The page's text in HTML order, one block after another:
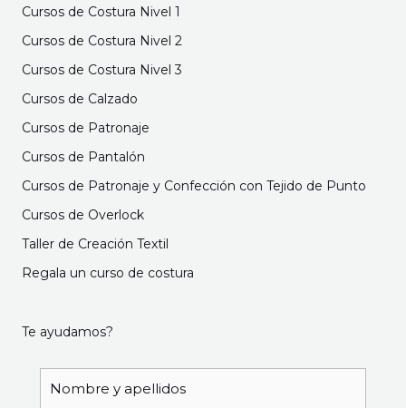
Cursos de Costura Nivel 1
Cursos de Costura Nivel 2
Cursos de Costura Nivel 3
Cursos de Calzado
Cursos de Patronaje
Cursos de Pantalón
Cursos de Patronaje y Confección con Tejido de Punto
Cursos de Overlock
Taller de Creación Textil
Regala un curso de costura
Te ayudamos?